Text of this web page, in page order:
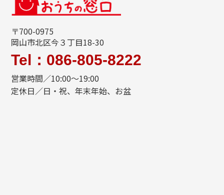
〒700-0975
岡山市北区今３丁目18-30
Tel：086-805-8222
営業時間／10:00～19:00
定休日／日・祝、年末年始、お盆